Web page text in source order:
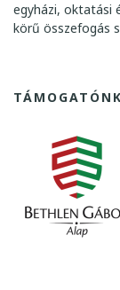
egyházi, oktatási
körű összefogás
TÁMOGATÓNK